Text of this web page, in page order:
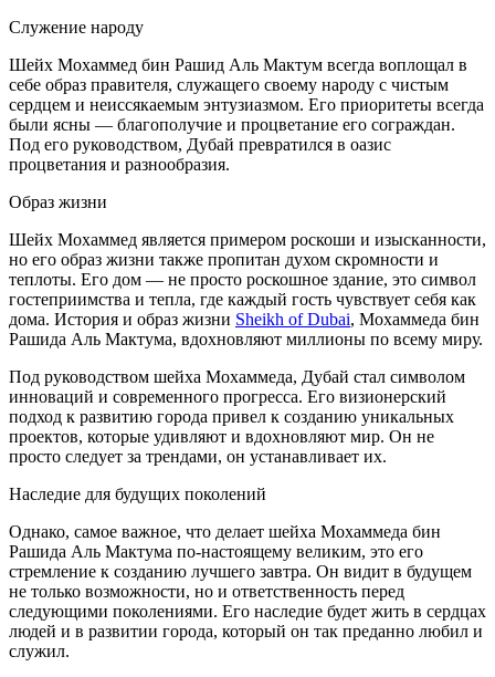
Служение народу
Шейх Мохаммед бин Рашид Аль Мактум всегда воплощал в
себе образ правителя, служащего своему народу с чистым
сердцем и неиссякаемым энтузиазмом. Его приоритеты всегда
были ясны — благополучие и процветание его сограждан.
Под его руководством, Дубай превратился в оазис
процветания и разнообразия.
Образ жизни
Шейх Мохаммед является примером роскоши и изысканности,
но его образ жизни также пропитан духом скромности и
теплоты. Его дом — не просто роскошное здание, это символ
гостеприимства и тепла, где каждый гость чувствует себя как
дома. История и образ жизни Sheikh of Dubai, Мохаммеда бин
Рашида Аль Мактума, вдохновляют миллионы по всему миру.
Под руководством шейха Мохаммеда, Дубай стал символом
инноваций и современного прогресса. Его визионерский
подход к развитию города привел к созданию уникальных
проектов, которые удивляют и вдохновляют мир. Он не
просто следует за трендами, он устанавливает их.
Наследие для будущих поколений
Однако, самое важное, что делает шейха Мохаммеда бин
Рашида Аль Мактума по-настоящему великим, это его
стремление к созданию лучшего завтра. Он видит в будущем
не только возможности, но и ответственность перед
следующими поколениями. Его наследие будет жить в сердцах
людей и в развитии города, который он так преданно любил и
служил.